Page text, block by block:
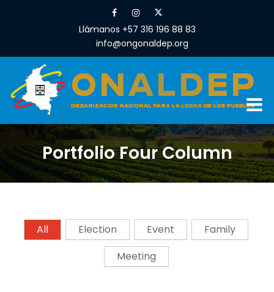
Llámanos +57 316 196 88 83
info@ongonaldep.org
Portfolio Four Column
All Election Event
Family
Meeting